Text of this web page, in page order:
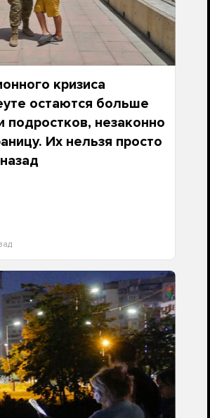
кризиса
остаются больше
подростков, незаконно
Их нельзя просто